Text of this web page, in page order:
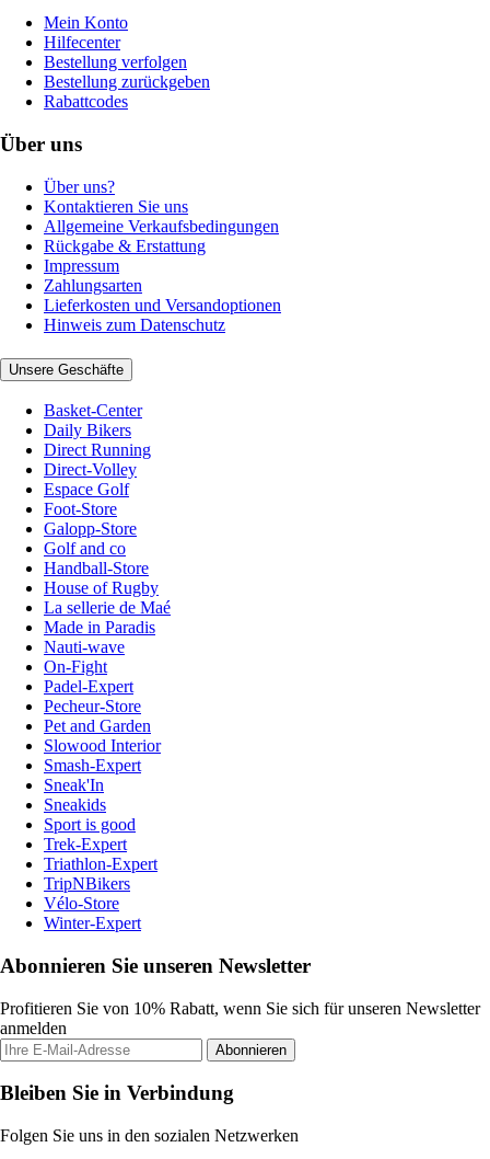
Mein Konto
Hilfecenter
Bestellung verfolgen
Bestellung zurückgeben
Rabattcodes
Über uns
Über uns?
Kontaktieren Sie uns
Allgemeine Verkaufsbedingungen
Rückgabe & Erstattung
Impressum
Zahlungsarten
Lieferkosten und Versandoptionen
Hinweis zum Datenschutz
Unsere Geschäfte
Basket-Center
Daily Bikers
Direct Running
Direct-Volley
Espace Golf
Foot-Store
Galopp-Store
Golf and co
Handball-Store
House of Rugby
La sellerie de Maé
Made in Paradis
Nauti-wave
On-Fight
Padel-Expert
Pecheur-Store
Pet and Garden
Slowood Interior
Smash-Expert
Sneak'In
Sneakids
Sport is good
Trek-Expert
Triathlon-Expert
TripNBikers
Vélo-Store
Winter-Expert
Abonnieren Sie unseren Newsletter
Profitieren Sie von 10% Rabatt, wenn Sie sich für unseren Newsletter
anmelden
Abonnieren
Bleiben Sie in Verbindung
Folgen Sie uns in den sozialen Netzwerken